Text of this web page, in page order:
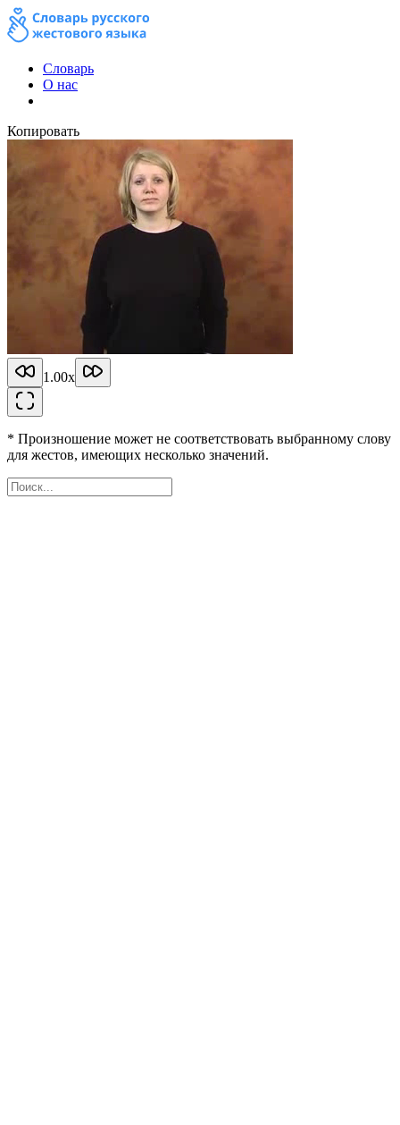
Словарь
О нас
Копировать
1.00x
* Произношение может не соответствовать выбранному слову
для жестов, имеющих несколько значений.